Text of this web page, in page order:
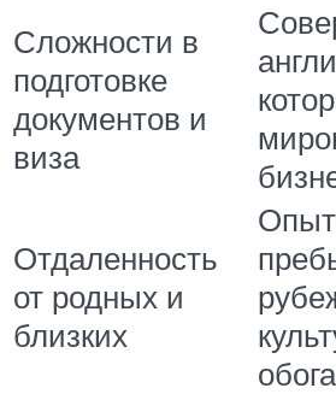
Сложности в
подготовке
документов и
виза
Отдаленность
от родных и
близких